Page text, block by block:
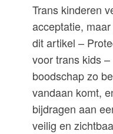
Trans kinderen
acceptatie,
dit artikel –
voor trans kids
boodschap zo
vandaan komt,
bijdragen aan
veilig en